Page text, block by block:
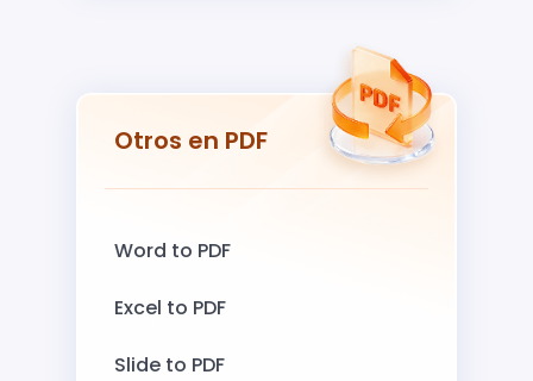
Otros en PDF
Word to PDF
Excel to PDF
Slide to PDF